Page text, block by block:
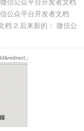
公众平台开发者文档
档 2.后来新的： 微信公